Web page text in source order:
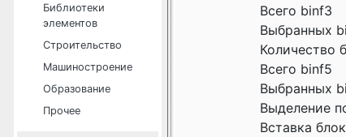
Библиотеки
элементов
Строительство
Машиностроение
Образование
Прочее
Всего binf3
Выбранных
Количество
Всего binf5
Выбранных
Выделение
Вставка